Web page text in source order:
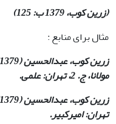
(زرین کوب، 1379 ب: 125)
مثال برای منابع :
زرین کوب، عبدالحسین (1379)، راز نی. تحلیل انتقادی و تطبیقی
مولانا، ج. 2، تهران: علمی.
تهران: امیرکبیر.